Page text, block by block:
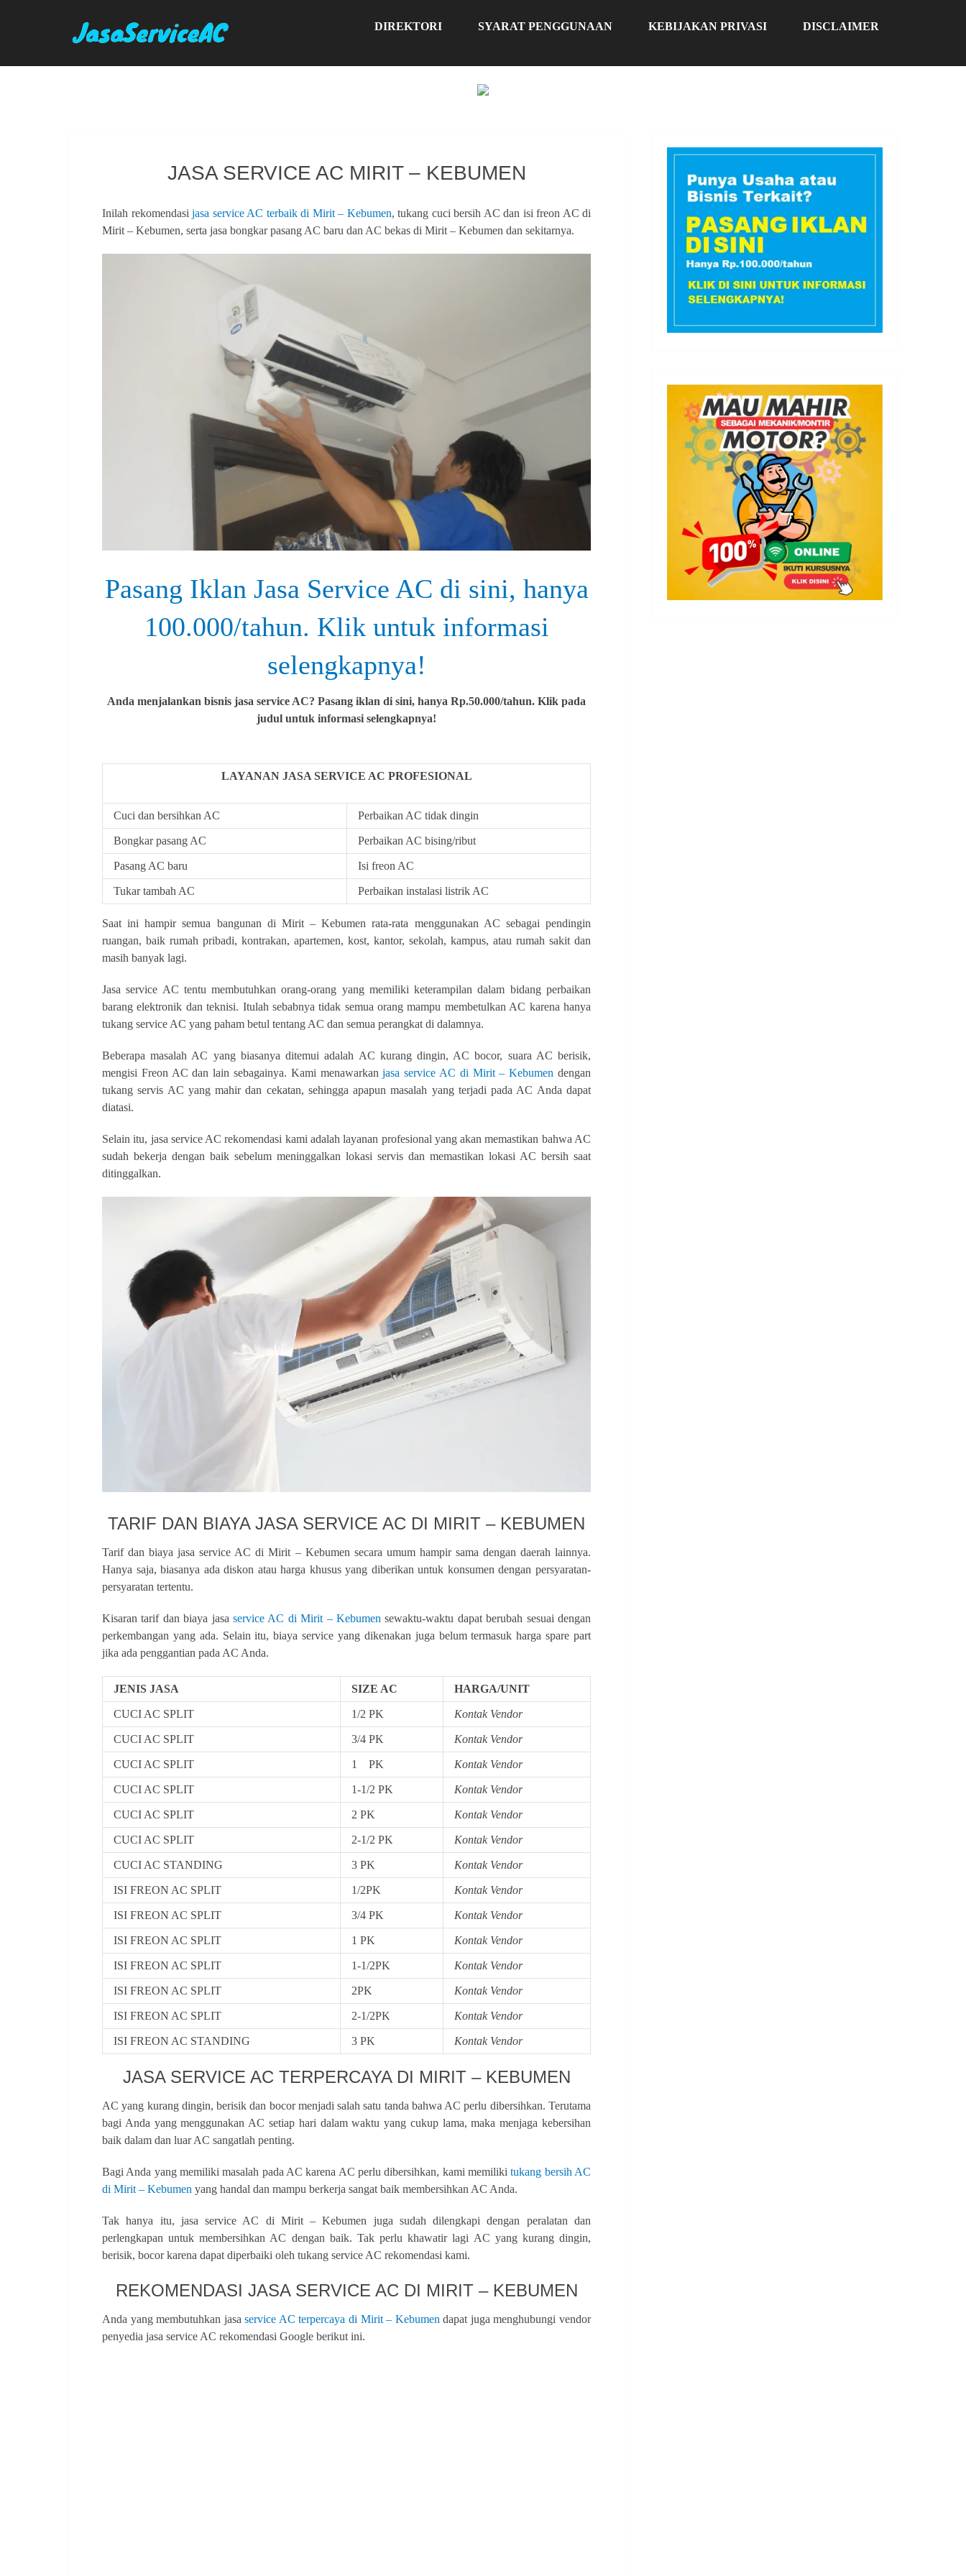
DIREKTORI SYARAT PENGGUNAAN KEBIJAKAN PRIVASI DISCLAIMER
JASA SERVICE AC MIRIT – KEBUMEN
Inilah rekomendasi jasa service AC terbaik di Mirit – Kebumen, tukang cuci bersih AC dan isi freon AC di
Mirit – Kebumen, serta jasa bongkar pasang AC baru dan AC bekas di Mirit – Kebumen dan sekitarnya.
Pasang Iklan Jasa Service AC di sini, hanya
100.000/tahun. Klik untuk informasi
selengkapnya!
Anda menjalankan bisnis jasa service AC? Pasang iklan di sini, hanya Rp.50.000/tahun. Klik pada
judul untuk informasi selengkapnya!
LAYANAN JASA SERVICE AC PROFESIONAL
Cuci dan bersihkan AC Perbaikan AC tidak dingin
Bongkar pasang AC Perbaikan AC bising/ribut
Pasang AC baru Isi freon AC
Tukar tambah AC Perbaikan instalasi listrik AC
Saat ini hampir semua bangunan di Mirit – Kebumen rata-rata menggunakan AC sebagai pendingin
ruangan, baik rumah pribadi, kontrakan, apartemen, kost, kantor, sekolah, kampus, atau rumah sakit dan
masih banyak lagi.
Jasa service AC tentu membutuhkan orang-orang yang memiliki keterampilan dalam bidang perbaikan
barang elektronik dan teknisi. Itulah sebabnya tidak semua orang mampu membetulkan AC karena hanya
tukang service AC yang paham betul tentang AC dan semua perangkat di dalamnya.
Beberapa masalah AC yang biasanya ditemui adalah AC kurang dingin, AC bocor, suara AC berisik,
mengisi Freon AC dan lain sebagainya. Kami menawarkanjasa service AC di Mirit – Kebumen dengan
tukang servis AC yang mahir dan cekatan, sehingga apapun masalah yang terjadi pada AC Anda dapat
diatasi.
Selain itu, jasa service AC rekomendasi kami adalah layanan profesional yang akan memastikan bahwa AC
sudah bekerja dengan baik sebelum meninggalkan lokasi servis dan memastikan lokasi AC bersih saat
ditinggalkan.
TARIF DAN BIAYA JASA SERVICE AC DI MIRIT – KEBUMEN
Tarif dan biaya jasa service AC di Mirit – Kebumen secara umum hampir sama dengan daerah lainnya.
Hanya saja, biasanya ada diskon atau harga khusus yang diberikan untuk konsumen dengan persyaratan-
persyaratan tertentu.
Kisaran tarif dan biaya jasa service AC di Mirit – Kebumen sewaktu-waktu dapat berubah sesuai dengan
perkembangan yang ada. Selain itu, biaya service yang dikenakan juga belum termasuk harga spare part
jika ada penggantian pada AC Anda.
JENIS JASA SIZE AC HARGA/UNIT
CUCI AC SPLIT 1/2 PK Kontak Vendor
CUCI AC SPLIT 3/4 PK Kontak Vendor
CUCI AC SPLIT 1 PK Kontak Vendor
CUCI AC SPLIT 1-1/2 PK Kontak Vendor
CUCI AC SPLIT 2 PK Kontak Vendor
CUCI AC SPLIT 2-1/2 PK Kontak Vendor
CUCI AC STANDING 3 PK Kontak Vendor
ISI FREON AC SPLIT 1/2PK Kontak Vendor
ISI FREON AC SPLIT 3/4 PK Kontak Vendor
ISI FREON AC SPLIT 1 PK Kontak Vendor
ISI FREON AC SPLIT 1-1/2PK Kontak Vendor
ISI FREON AC SPLIT 2PK Kontak Vendor
ISI FREON AC SPLIT 2-1/2PK Kontak Vendor
ISI FREON AC STANDING 3 PK Kontak Vendor
JASA SERVICE AC TERPERCAYA DI MIRIT – KEBUMEN
AC yang kurang dingin, berisik dan bocor menjadi salah satu tanda bahwa AC perlu dibersihkan. Terutama
bagi Anda yang menggunakan AC setiap hari dalam waktu yang cukup lama, maka menjaga kebersihan
baik dalam dan luar AC sangatlah penting.
Bagi Anda yang memiliki masalah pada AC karena AC perlu dibersihkan, kami memilikitukang bersih AC
di Mirit – Kebumen yang handal dan mampu berkerja sangat baik membersihkan AC Anda.
Tak hanya itu, jasa service AC di Mirit – Kebumen juga sudah dilengkapi dengan peralatan dan
perlengkapan untuk membersihkan AC dengan baik. Tak perlu khawatir lagi AC yang kurang dingin,
berisik, bocor karena dapat diperbaiki oleh tukang service AC rekomendasi kami.
REKOMENDASI JASA SERVICE AC DI MIRIT – KEBUMEN
Anda yang membutuhkan jasaservice AC terpercaya di Mirit – Kebumen dapat juga menghubungi vendor
penyedia jasa service AC rekomendasi Google berikut ini.